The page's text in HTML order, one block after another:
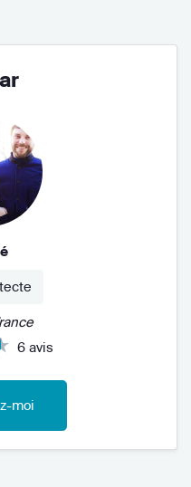
6 avis
moi